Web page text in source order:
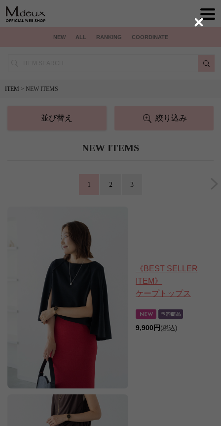
NEW ALL RANKING COORDINATE
ITEM > NEW ITEMS
並び替え 絞り込み
NEW ITEMS
1 2 3
《BEST SELLER
ITEM》
ケープトップス
9,900円 (税込)
Close